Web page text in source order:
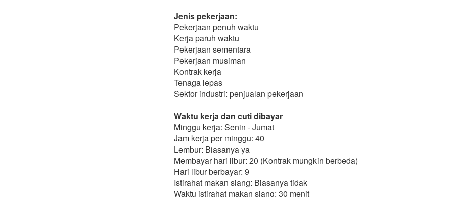
Jenis pekerjaan:
Pekerjaan penuh waktu
Kerja paruh waktu
Pekerjaan sementara
Pekerjaan musiman
Kontrak kerja
Tenaga lepas
Sektor industri: penjualan pekerjaan
Waktu kerja dan cuti dibayar
Minggu kerja: Senin - Jumat
Jam kerja per minggu: 40
Lembur: Biasanya ya
Membayar hari libur: 20 (Kontrak mungkin berbeda)
Hari libur berbayar: 9
Istirahat makan siang: Biasanya tidak
Waktu istirahat makan siang: 30 menit